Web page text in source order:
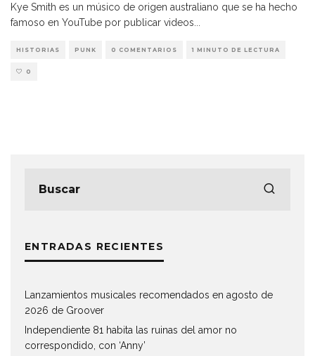
Kye Smith es un músico de origen australiano que se ha hecho
famoso en YouTube por publicar videos
HISTORIAS PUNK 0 COMENTARIOS 1 MINUTO DE LECTURA
0
ENTRADAS RECIENTES
Lanzamientos musicales recomendados en agosto de
2026 de Groover
Independiente 81 habita las ruinas del amor no
correspondido, con ‘Anny’